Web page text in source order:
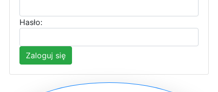
Hasło:
Zaloguj się